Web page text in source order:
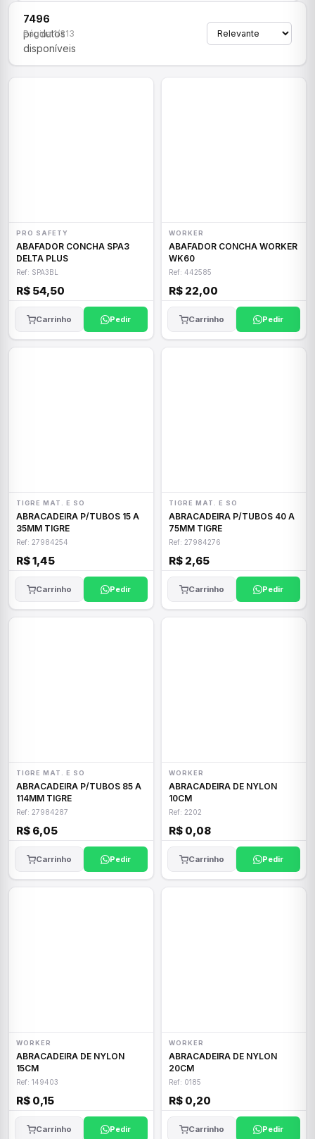
7496
produtos
disponíveis
Página 1/313
PRO SAFETY
ABAFADOR CONCHA SPA3
DELTA PLUS
Ref: SPA3BL
R$ 54,50
Carrinho Pedir
WORKER
ABAFADOR CONCHA WORKER
WK60
Ref: 442585
R$ 22,00
Carrinho Pedir
TIGRE MAT. E SO
ABRACADEIRA P/TUBOS 15 A
35MM TIGRE
Ref: 27984254
R$ 1,45
Carrinho Pedir
TIGRE MAT. E SO
ABRACADEIRA P/TUBOS 40 A
75MM TIGRE
Ref: 27984276
R$ 2,65
Carrinho Pedir
TIGRE MAT. E SO
ABRACADEIRA P/TUBOS 85 A
114MM TIGRE
Ref: 27984287
R$ 6,05
Carrinho Pedir
WORKER
ABRACADEIRA DE NYLON
10CM
Ref: 2202
R$ 0,08
Carrinho Pedir
WORKER
ABRACADEIRA DE NYLON
15CM
Ref: 149403
R$ 0,15
Carrinho Pedir
WORKER
ABRACADEIRA DE NYLON
20CM
Ref: 0185
R$ 0,20
Carrinho Pedir